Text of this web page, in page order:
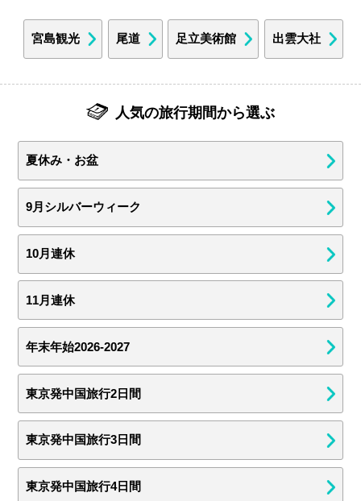
宮島観光 尾道 足立美術館 出雲大社
人気の旅行期間から選ぶ
夏休み・お盆
9月シルバーウィーク
10月連休
11月連休
年末年始2026-2027
東京発中国旅行2日間
東京発中国旅行3日間
東京発中国旅行4日間